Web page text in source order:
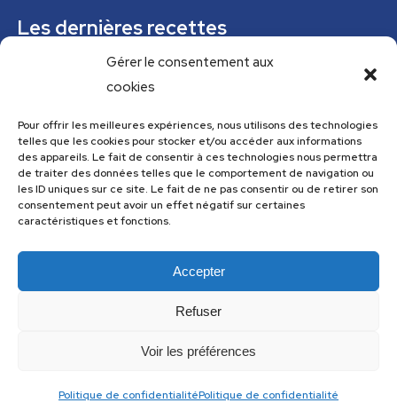
Gérer le consentement aux
cookies
Pour offrir les meilleures expériences, nous utilisons des technologies
telles que les cookies pour stocker et/ou accéder aux informations
des appareils. Le fait de consentir à ces technologies nous permettra
de traiter des données telles que le comportement de navigation ou
les ID uniques sur ce site. Le fait de ne pas consentir ou de retirer son
consentement peut avoir un effet négatif sur certaines
caractéristiques et fonctions.
Accepter
Refuser
Voir les préférences
Politique de confidentialitéPolitique de confidentialité
Les dernières recettes
Mousse de courgettes au pesto
Confiture épicée de rhubarbe
Parfaits glacés verveine citronnelle et pistaches
Tajine tunisien à la courgette (IG bas)
Cannelloni de courgettes
surveiller l'accessibilité de notre site web.